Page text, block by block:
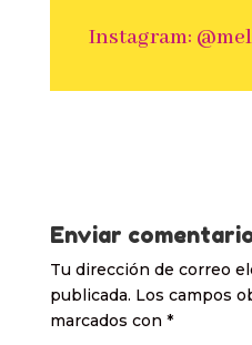
Instagram:
Enviar
Tu dirección de correo
publicada. Los campos
marcados con *